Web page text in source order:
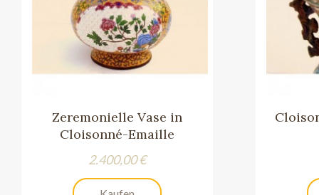
Zeremonielle Vase in
Cloisonné-Emaille
Preis
2.400,00 €